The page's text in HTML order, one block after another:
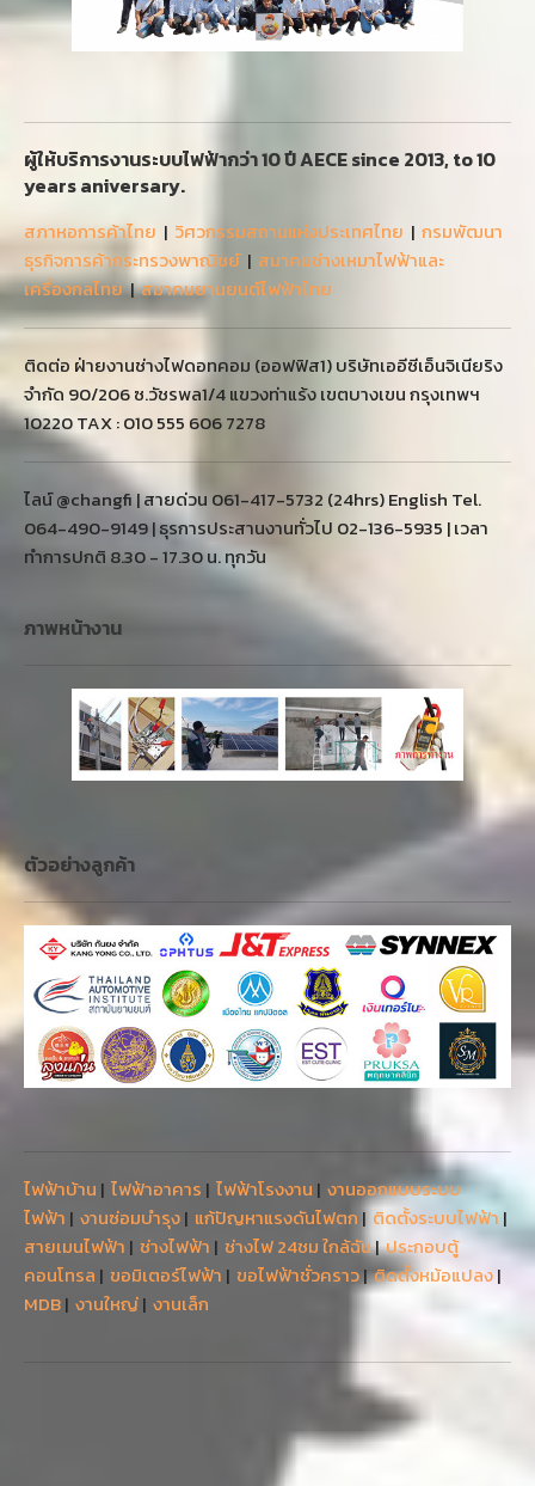
ผู้ให้บริการงานระบบไฟฟ้ากว่า 10 ปี AECE since 2013, to 10
years aniversary.
สภาหอการค้าไทย | วิศวกรรมสถานแห่งประเทศไทย | กรมพัฒนา
ธุรกิจการค้ากระทรวงพาณิชย์| สมาคมช่างเหมาไฟฟ้าและ
เครื่องกลไทย|สมาคมยานยนต์ไฟฟ้าไทย
ติดต่อ ฝ่ายงานช่างไฟดอทคอม (ออฟฟิส1) บริษัทเออีซีเอ็นจิเนียริง
จำกัด 90/206 ซ.วัชรพล1/4 แขวงท่าแร้ง เขตบางเขน กรุงเทพฯ
10220 TAX : 010 555 606 7278
ไลน์ @changfi | สายด่วน 061-417-5732 (24hrs) English Tel.
064-490-9149 | ธุรการประสานงานทั่วไป 02-136-5935 | เวลา
ทำการปกติ 8.30 - 17.30 น. ทุกวัน
ภาพหน้างาน
ตัวอย่างลูกค้า
ไฟฟ้าบ้าน | ไฟฟ้าอาคาร | ไฟฟ้าโรงงาน | งานออกแบบระบบ
ไฟฟ้า | งานซ่อมบำรุง| แก้ปัญหาแรงดันไฟตก | ติดตั้งระบบไฟฟ้า |
สายเมนไฟฟ้า | ช่างไฟฟ้า | ช่างไฟ 24ชม ใกล้ฉัน|ประกอบตู้
คอนโทรล | ขอมิเตอร์ไฟฟ้า | ขอไฟฟ้าชั่วคราว|ติดตั้งหม้อแปลง|
MDB| งานใหญ่| งานเล็ก